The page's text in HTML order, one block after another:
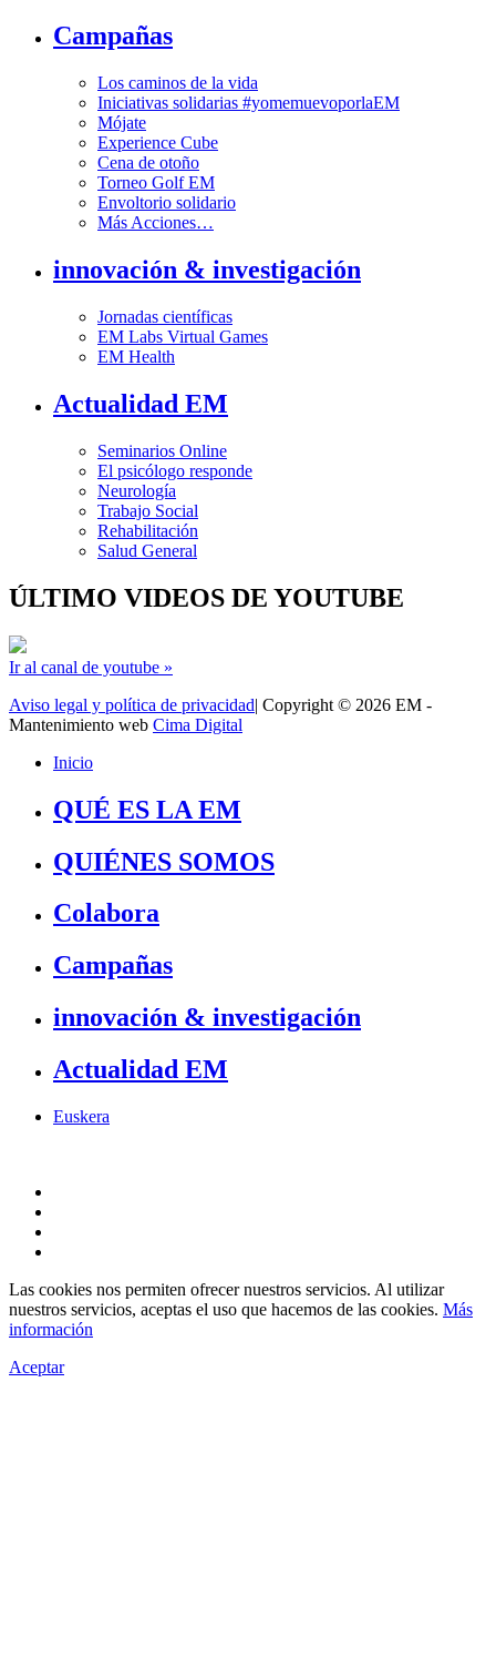
Campañas
Los caminos de la vida
Iniciativas solidarias #yomemuevoporlaEM
Mójate
Experience Cube
Cena de otoño
Torneo Golf EM
Envoltorio solidario
Más Acciones…
innovación & investigación
Jornadas científicas
EM Labs Virtual Games
EM Health
Actualidad EM
Seminarios Online
El psicólogo responde
Neurología
Trabajo Social
Rehabilitación
Salud General
ÚLTIMO VIDEOS DE YOUTUBE
Ir al canal de youtube »
Aviso legal y política de privacidad| Copyright © 2026 EM -
Mantenimiento web Cima Digital
Inicio
QUÉ ES LA EM
QUIÉNES SOMOS
Colabora
Campañas
innovación & investigación
Actualidad EM
Euskera
Las cookies nos permiten ofrecer nuestros servicios. Al utilizar
nuestros servicios, aceptas el uso que hacemos de las cookies. Más
información
Aceptar